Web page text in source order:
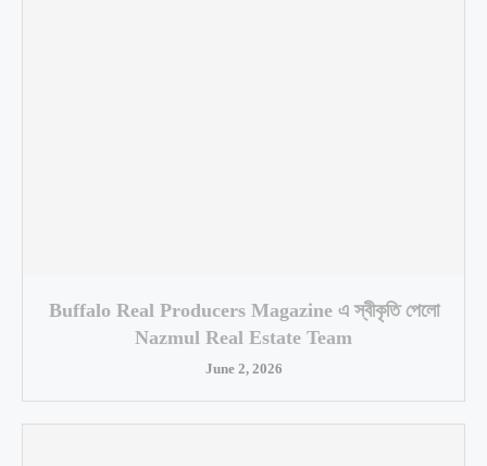
Buffalo Real Producers Magazine এ স্বীকৃতি পেলো
Nazmul Real Estate Team
June 2, 2026